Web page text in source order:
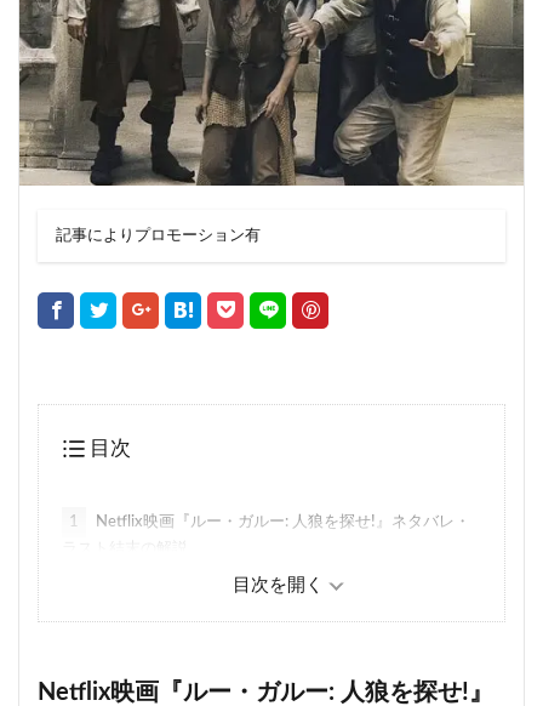
記事によりプロモーション有
目次
1
Netflix映画『ルー・ガルー: 人狼を探せ!』ネタバレ・
Netflix映画『ルー・ガルー: 人狼を探せ!』